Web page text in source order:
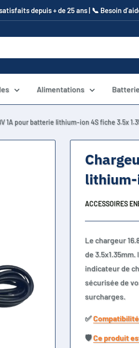
depuis + de 25 ans | 📞​ Besoin
Alimentations
1A pour batterie lithium-ion 4S fiche 3.5x
lithium-
ACCESSOIRES
Le chargeur
de
indicateur de
sécurisée de
surcharges.
✅​
🛡️​Ce produit